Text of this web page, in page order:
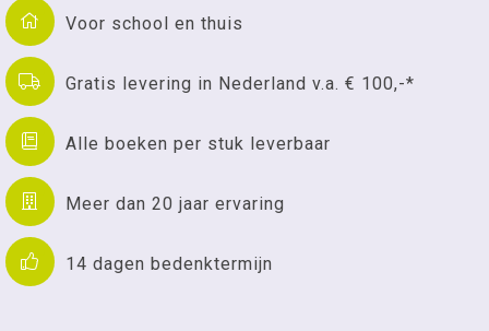
Voor school en thuis
Gratis levering in Nederland v.a. € 100,-*
Alle boeken per stuk leverbaar
Meer dan 20 jaar ervaring
14 dagen bedenktermijn